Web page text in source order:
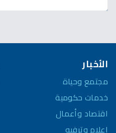
الأخبار
مجتمع وحياة
خدمات حكومية
اقتصاد وأعمال
إعلام وترفيه